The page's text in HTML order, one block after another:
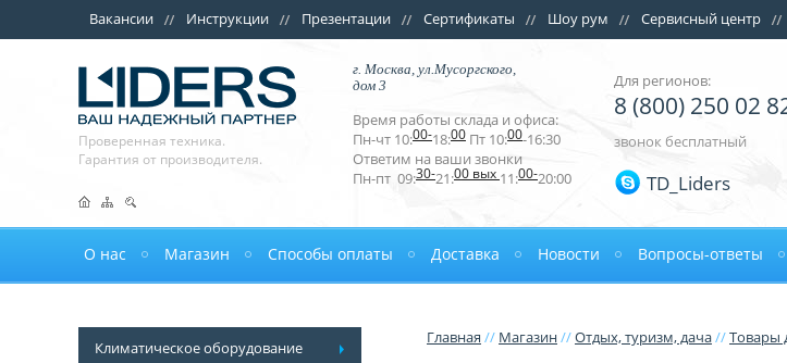
Вакансии Инструкции Презентации Сертификаты Шоу рум Сервисный центр
Проверенная техника.
Гарантия от производителя.
г. Москва, ул.Мусоргского,
дом 3
Время работы склада и офиса:
Пн-чт 10:00-18:00 Пт 10:00-16:30
Ответим на ваши звонки
Пн-пт 09:30-21:00 вых 11:00-20:00
Для регионов:
8 (800) 250 02
звонок бесплатный
TD_Liders
О нас Магазин Способы оплаты Доставка Новости Вопросы-ответы
Климатическое оборудование
Главная // Магазин//Отдых, туризм, дача//Товары